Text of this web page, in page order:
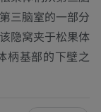
三脑室的一部分
隐窝夹于松果体
柄基部的下壁之